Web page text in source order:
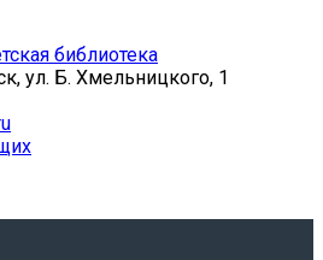
библиотека
ул. Б. Хмельницкого, 1